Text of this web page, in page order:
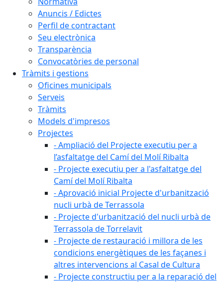
Anuncis / Edictes
Perfil de contractant
Seu electrònica
Transparència
Convocatòries de personal
Tràmits i gestions
Oficines municipals
Serveis
Tràmits
Models d'impresos
Projectes
- Ampliació del Projecte executiu per a
l’asfaltatge del Camí del Molí Ribalta
- Projecte executiu per a l'asfaltatge del
Camí del Molí Ribalta
- Aprovació inicial Projecte d'urbanització
nucli urbà de Terrassola
- Projecte d'urbanització del nucli urbà de
Terrassola de Torrelavit
- Projecte de restauració i millora de les
condicions energètiques de les façanes i
altres intervencions al Casal de Cultura
- Projecte constructiu per a la reparació del